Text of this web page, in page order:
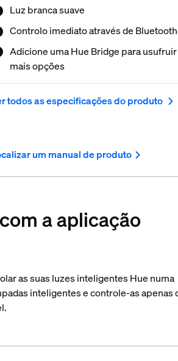
Luz branca suave
Controlo imediato através de Bluetooth
Adicione uma Hue Bridge para
mais opções
todos as especificações do produto
um manual de produto
a aplicação
as suas luzes inteligentes Hue numa
inteligentes e controle-as apenas